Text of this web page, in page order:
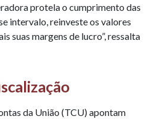
protela o cumprimento das
intervalo, reinveste os valores
suas margens de lucro”, ressalta
da União (TCU) apontam